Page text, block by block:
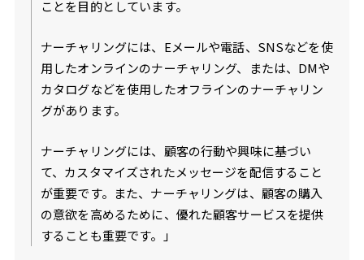
ことを目的としています。
ナーチャリングには、Eメールや電話、SNSなどを使
用したオンラインのナーチャリング、または、DMや
カタログなどを使用したオフラインのナーチャリン
グがあります。
ナーチャリングには、顧客の行動や興味に基づい
て、カスタマイズされたメッセージを配信すること
が重要です。また、ナーチャリングは、顧客の購入
の意欲を高めるために、優れた顧客サービスを提供
することも重要です。」